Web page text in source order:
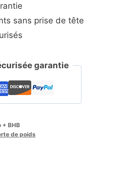
sans prise de tête
garantie
+ BHB
de poids